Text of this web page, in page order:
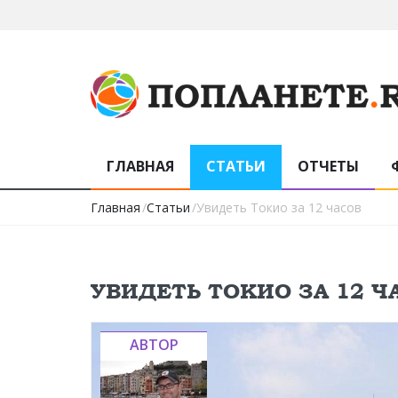
ГЛАВНАЯ СТАТЬИ ОТЧЕТЫ
Главная/Статьи/Увидеть Токио за 12 часов
УВИДЕТЬ ТОКИО ЗА 12
АВТОР